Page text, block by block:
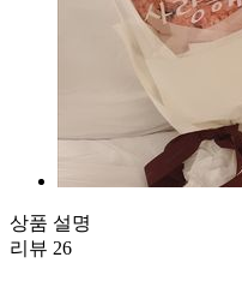
상품 설명
리뷰 26